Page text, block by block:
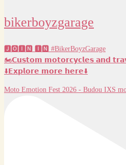
bikerboyzgarage
🅹🅾🅸🅽 🅸🅽 #BikerBoyzGarage
🏍️𝗖𝘂𝘀𝘁𝗼𝗺 𝗺𝗼𝘁𝗼𝗿𝗰𝘆𝗰𝗹𝗲𝘀 𝗮𝗻𝗱
⬇️𝗘𝘅𝗽𝗹𝗼𝗿𝗲 𝗺𝗼𝗿𝗲 𝗵𝗲𝗿𝗲⬇️
Moto Emotion Fest 2026 - Budou IXS